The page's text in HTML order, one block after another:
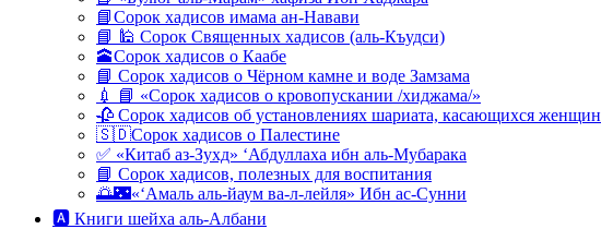
📘Сорок хадисов имама ан-Навави
📘 🕌 Сорок Священных хадисов (аль-Къудси)
🕋Сорок хадисов о Каабе
📘 Сорок хадисов о Чёрном камне и воде Замзама
💉 📘 «Сорок хадисов о кровопускании /хиджама/»
🥀 Сорок хадисов об установлениях шариата, касающихся женщин
🇸🇩Сорок хадисов о Палестине
✅ «Китаб аз-Зухд» ‘Абдуллаха ибн аль-Мубарака
📘 Сорок хадисов, полезных для воспитания
🌅🌃«‘Амаль аль-йаум ва-л-лейля» Ибн ас-Сунни
🅰 Книги шейха аль-Албани